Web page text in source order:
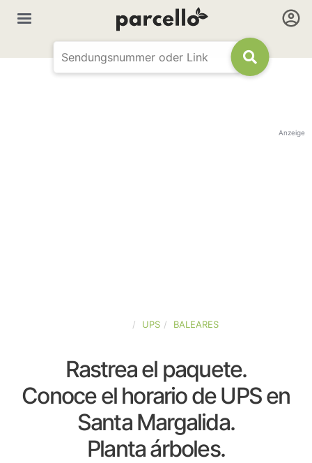
Anzeige
UPS BALEARES
Rastrea el paquete.
Conoce el horario de UPS en
Santa Margalida.
Planta árboles.